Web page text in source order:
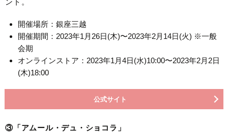
ント。
開催場所：銀座三越
開催期間：2023年1月26日(木)〜2023年2月14日(火) ※一般
会期
オンラインストア：2023年1月4日(水)10:00〜2023年2月2日
(木)18:00
公式サイト
③「アムール・デュ・ショコラ」